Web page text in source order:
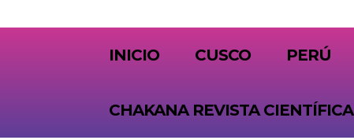
INICIO CUSCO PERÚ
CHAKANA REVISTA CIENTÍFICA